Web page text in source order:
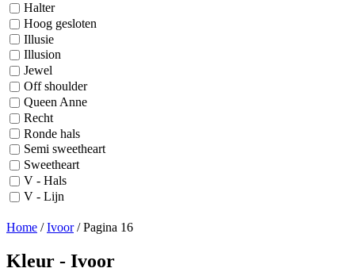
Halter
Hoog gesloten
Illusie
Illusion
Jewel
Off shoulder
Queen Anne
Recht
Ronde hals
Semi sweetheart
Sweetheart
V - Hals
V - Lijn
Home /Ivoor/Pagina 16
Kleur - Ivoor